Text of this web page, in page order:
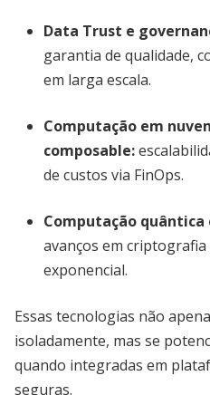
Data Trust e
garantia de qualidade,
em larga escala.
Computação em
composable:
de custos via FinOps.
Computação quântica
avanços em
exponencial.
Essas tecnologias não
isoladamente, mas se
quando integradas em
seguras.